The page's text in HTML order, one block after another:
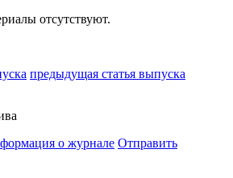
отсутствуют.
предыдущая статья выпуска
о журнале Отправить